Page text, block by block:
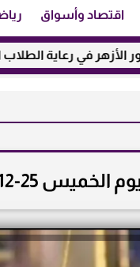
اقتصاد وأسواق
الطلاب الوافدين
والدولار الأمريكي